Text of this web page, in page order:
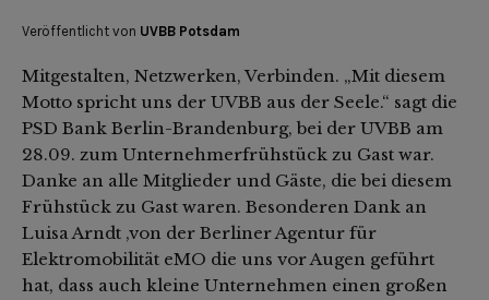
Veröffentlicht von UVBB Potsdam
Mitgestalten, Netzwerken, Verbinden. „Mit diesem
Motto spricht uns der UVBB aus der Seele.“ sagt die
PSD Bank Berlin-Brandenburg, bei der UVBB am
28.09. zum Unternehmerfrühstück zu Gast war.
Danke an alle Mitglieder und Gäste, die bei diesem
Frühstück zu Gast waren. Besonderen Dank an
Luisa Arndt ,von der Berliner Agentur für
Elektromobilität eMO die uns vor Augen geführt
hat, dass auch kleine Unternehmen einen großen